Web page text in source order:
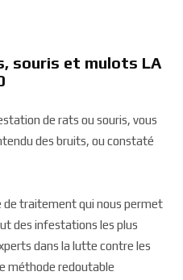
souris et mulots LA
de rats ou souris, vous
des bruits, ou constaté
de traitement qui nous permet
des infestations les plus
dans la lutte contre les
méthode redoutable